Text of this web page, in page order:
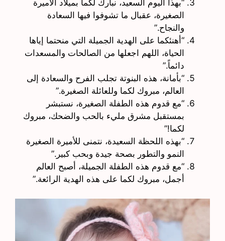
“بهذا اليوم السعيد، نبارك لكما بميلاد الأميرة
الصغيرة، عقبال ما تشوفوا فيها السعادة
والنجاح.”
“أهنئكما على الهدية الجميلة التي منحتما إياها
الحياة، اللهم اجعلها من الصالحات والمسعدات
دائماً.”
“بأمانة، هذه البنوتة تجلب الفرح والسعادة إلى
العالم، مبروك لكما وللعائلة الصغيرة.”
“مع قدوم هذه الطفلة الصغيرة، نستبشر
بمستقبل مشرق مليء بالحب والضحك، مبروك
لكما!”
“بهذه اللحظة السعيدة، نتمنى للأميرة الصغيرة
النمو والتطور بصحة جيدة وبحب كبير.”
“مع قدوم هذه الطفلة الجميلة، أصبح العالم
أجمل، مبروك لكما على هذه الهدية الرائعة.”